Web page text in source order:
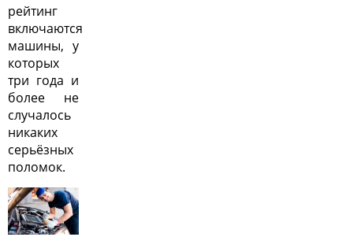
рейтинг
включаются
машины, у
которых
три года и
более не
случалось
никаких
серьёзных
поломок.